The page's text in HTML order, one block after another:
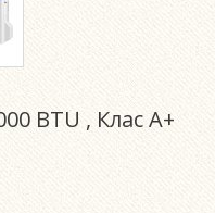
BTU , Клас A+